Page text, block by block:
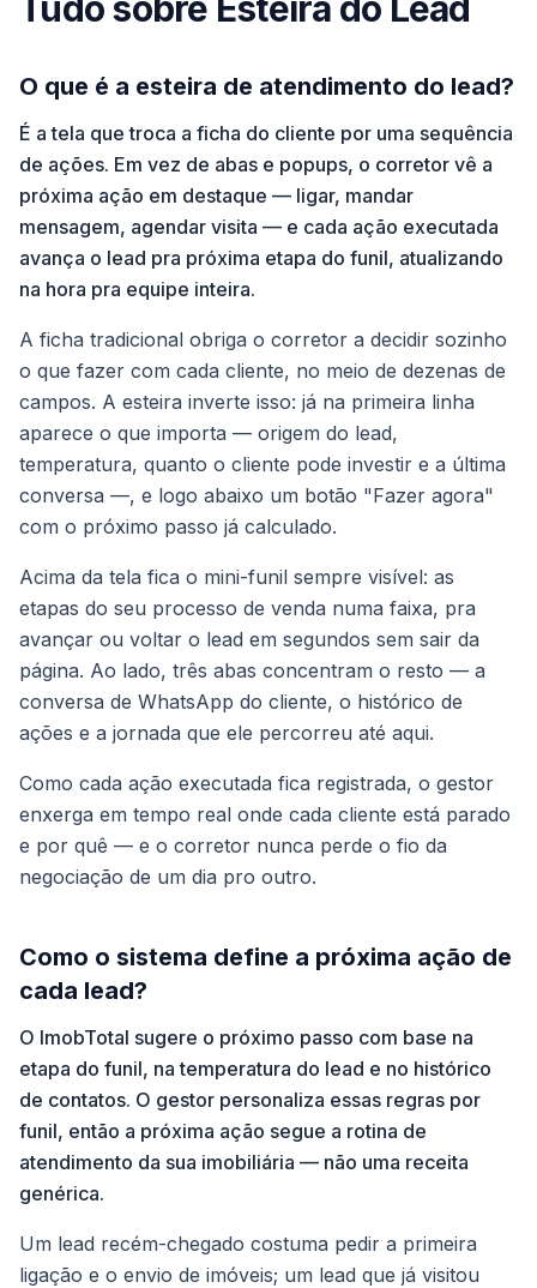
O que é a esteira de atendimento do lead?
É a tela que troca a ficha do cliente por uma sequência
de ações. Em vez de abas e popups, o corretor vê a
próxima ação em destaque — ligar, mandar
mensagem, agendar visita — e cada ação executada
avança o lead pra próxima etapa do funil, atualizando
na hora pra equipe inteira.
A ficha tradicional obriga o corretor a decidir sozinho
o que fazer com cada cliente, no meio de dezenas de
campos. A esteira inverte isso: já na primeira linha
aparece o que importa — origem do lead,
temperatura, quanto o cliente pode investir e a última
conversa —, e logo abaixo um botão "Fazer agora"
com o próximo passo já calculado.
Acima da tela fica o mini-funil sempre visível: as
etapas do seu processo de venda numa faixa, pra
avançar ou voltar o lead em segundos sem sair da
página. Ao lado, três abas concentram o resto — a
conversa de WhatsApp do cliente, o histórico de
ações e a jornada que ele percorreu até aqui.
Como cada ação executada fica registrada, o gestor
enxerga em tempo real onde cada cliente está parado
e por quê — e o corretor nunca perde o fio da
negociação de um dia pro outro.
Como o sistema define a próxima ação de
cada lead?
O ImobTotal sugere o próximo passo com base na
etapa do funil, na temperatura do lead e no histórico
de contatos. O gestor personaliza essas regras por
funil, então a próxima ação segue a rotina de
atendimento da sua imobiliária — não uma receita
genérica.
Um lead recém-chegado costuma pedir a primeira
ligação e o envio de imóveis; um lead que já visitou